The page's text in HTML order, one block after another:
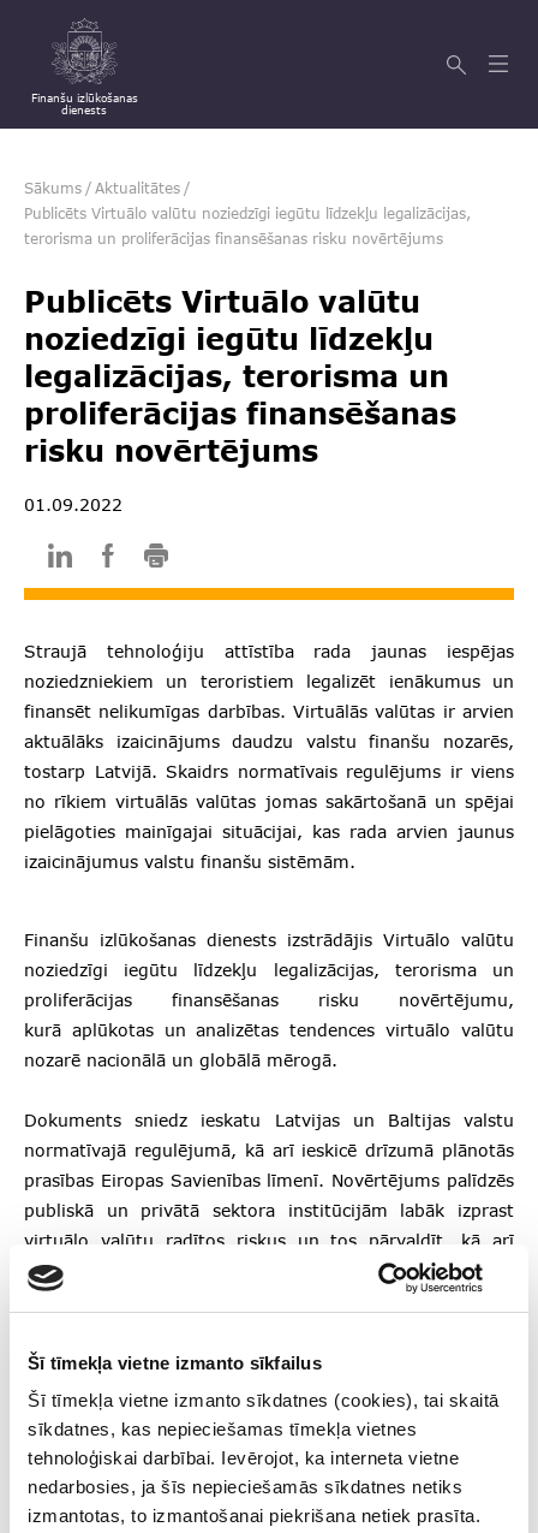
Šī tīmekļa vietne izmanto sīkfailus
Šī tīmekļa vietne izmanto sīkdatnes (cookies), tai skaitā
sīkdatnes, kas nepieciešamas tīmekļa vietnes
tehnoloģiskai darbībai. Ievērojot, ka interneta vietne
nedarbosies, ja šīs nepieciešamās sīkdatnes netiks
izmantotas, to izmantošanai piekrišana netiek prasīta.
Finanšu izlūkošanas
dienests
Sākums / Aktualitātes /
Publicēts Virtuālo valūtu noziedzīgi iegūtu līdzekļu legalizācijas,
terorisma un proliferācijas finansēšanas risku novērtējums
Publicēts Virtuālo valūtu
noziedzīgi iegūtu līdzekļu
legalizācijas, terorisma un
proliferācijas finansēšanas
risku novērtējums
01.09.2022
Straujā tehnoloģiju attīstība rada jaunas iespējas
noziedzniekiem un teroristiem legalizēt ienākumus un
finansēt nelikumīgas darbības. Virtuālās valūtas ir arvien
aktuālāks izaicinājums daudzu valstu finanšu nozarēs,
tostarp Latvijā. Skaidrs normatīvais regulējums ir viens
no rīkiem virtuālās valūtas jomas sakārtošanā un spējai
pielāgoties mainīgajai situācijai, kas rada arvien jaunus
izaicinājumus valstu finanšu sistēmām.
Finanšu izlūkošanas dienests izstrādājis Virtuālo valūtu
noziedzīgi iegūtu līdzekļu legalizācijas, terorisma un
proliferācijas finansēšanas risku novērtējumu,
kurā aplūkotas un analizētas tendences virtuālo valūtu
nozarē nacionālā un globālā mērogā.
Dokuments sniedz ieskatu Latvijas un Baltijas valstu
normatīvajā regulējumā, kā arī ieskicē drīzumā plānotās
prasības Eiropas Savienības līmenī. Novērtējums palīdzēs
publiskā un privātā sektora institūcijām labāk izprast
virtuālo valūtu radītos riskus un tos pārvaldīt, kā arī
veidot vienotu pieeju risku pārvaldībā.
legalizācijas, terorisma un proliferācijas
finansēšanas risku novērtējums
Seko mums sociālajos tīklos